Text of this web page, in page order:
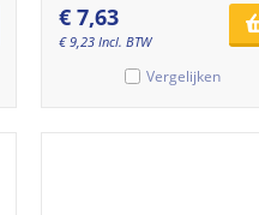
€ 7,63
€ 9,23 Incl. BTW
Vergelijken